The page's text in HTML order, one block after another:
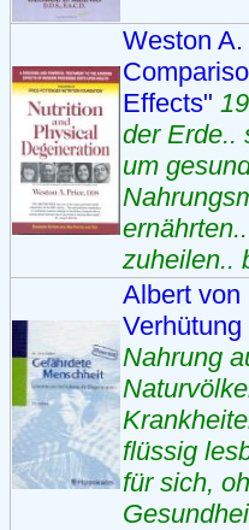
Weston
Effects"
der Erde..
um
zuheilen..
Albert von
Nahrung
flüssig
für sich,